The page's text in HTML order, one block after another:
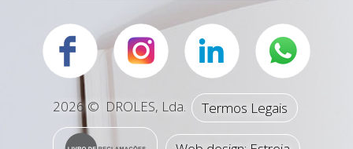
Contabilista no Porto
Administrações de Condomínios
Particulares e Reformados
Artigos sobre Contabilidade
2026 © DROLES, Lda. Termos Legais